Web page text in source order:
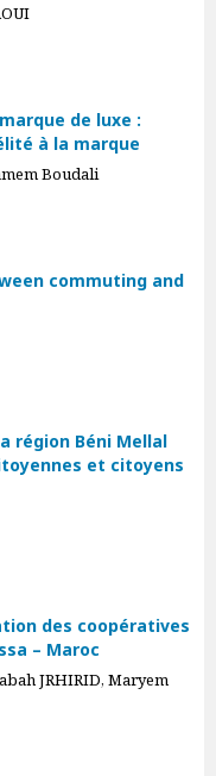
de luxe :
à la marque
Boudali
commuting and
région Béni Mellal
et citoyens
des coopératives
– Maroc
JRHIRID, Maryem